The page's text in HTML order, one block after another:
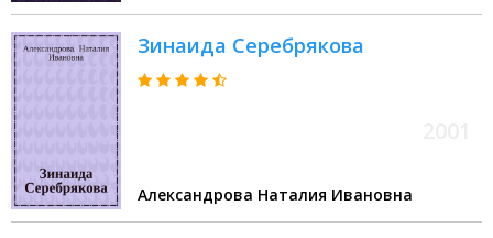
Зинаида Серебрякова
Александрова Наталия Ивановна